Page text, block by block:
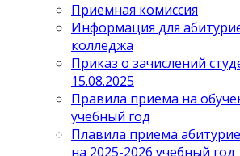
Приемная комиссия
Информация для
колледжа
Приказ о зачислений
15.08.2025
Правила приема на
учебный год
Плавила приема
на 2025-2026 учебный год